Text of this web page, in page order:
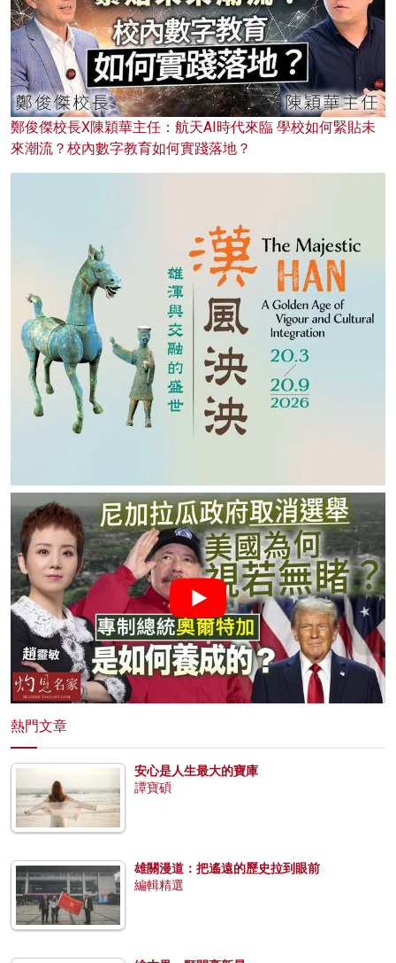
鄭俊傑校長X陳穎華主任：航天AI時代來臨 學校如何緊貼未
來潮流？校內數字教育如何實踐落地？
熱門文章
安心是人生最大的寶庫
譚寶碩
雄關漫道：把遙遠的歷史拉到眼前
編輯精選